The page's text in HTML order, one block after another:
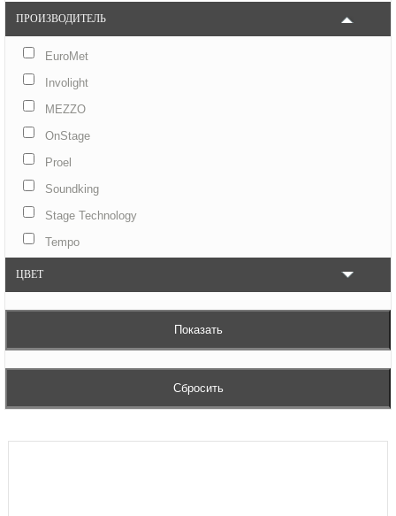
ПРОИЗВОДИТЕЛЬ
EuroMet
Involight
MEZZO
OnStage
Proel
Soundking
Stage Technology
Tempo
ЦВЕТ